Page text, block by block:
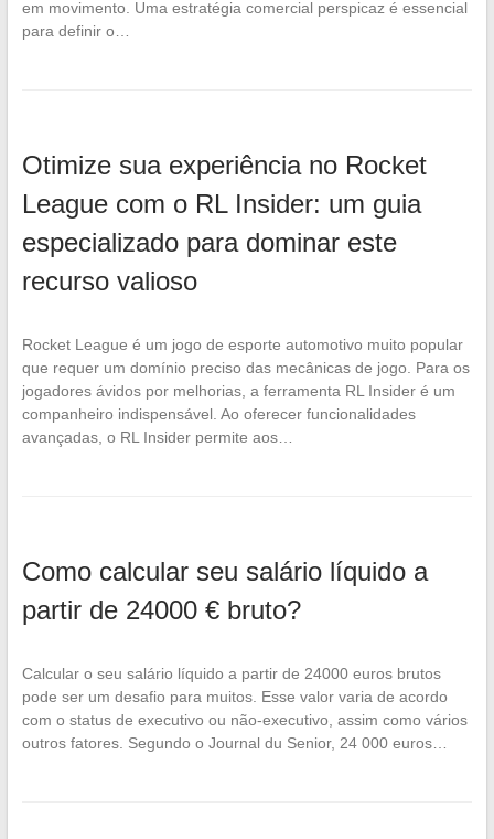
em movimento. Uma estratégia comercial perspicaz é essencial
para definir o…
Otimize sua experiência no Rocket
League com o RL Insider: um guia
especializado para dominar este
recurso valioso
Rocket League é um jogo de esporte automotivo muito popular
que requer um domínio preciso das mecânicas de jogo. Para os
jogadores ávidos por melhorias, a ferramenta RL Insider é um
companheiro indispensável. Ao oferecer funcionalidades
avançadas, o RL Insider permite aos…
Como calcular seu salário líquido a
partir de 24000 € bruto?
Calcular o seu salário líquido a partir de 24000 euros brutos
pode ser um desafio para muitos. Esse valor varia de acordo
com o status de executivo ou não-executivo, assim como vários
outros fatores. Segundo o Journal du Senior, 24 000 euros…